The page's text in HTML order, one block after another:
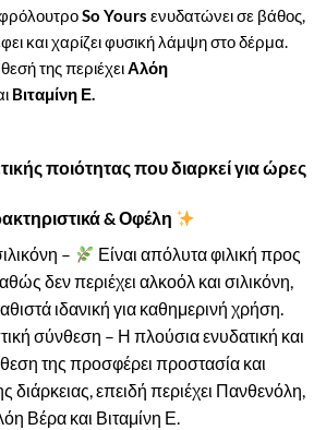
So Yours ενυδατώνει σε βάθος,
και χαρίζει φυσική λάμψη στο δέρμα.
της περιέχει Αλόη
Bιταμίνη Ε.
ποιότητας που διαρκεί για ώρες
& Οφέλη
–
Είναι απόλυτα φιλική προς
δεν περιέχει αλκοόλ και σιλικόνη,
ιδανική για καθημερινή χρήση.
σύνθεση – Η πλούσια ενυδατική και
της προσφέρει προστασία και
επειδή περιέχει Πανθενόλη,
Βέρα και Βιταμίνη Ε.